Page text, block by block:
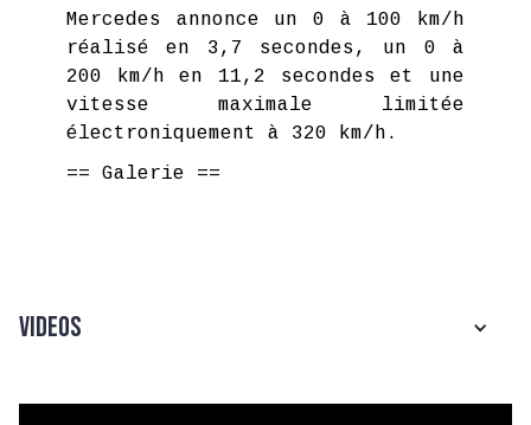
Mercedes annonce un 0 à 100 km/h
réalisé en 3,7 secondes, un 0 à
200 km/h en 11,2 secondes et une
vitesse maximale limitée
électroniquement à 320 km/h.
== Galerie ==
Videos